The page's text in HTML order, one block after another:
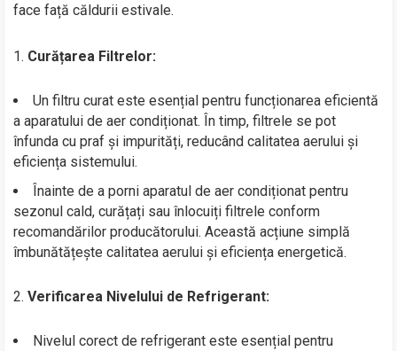
face față căldurii estivale.
1. Curățarea Filtrelor:
Un filtru curat este esențial pentru funcționarea eficientă
a aparatului de aer condiționat. În timp, filtrele se pot
înfunda cu praf și impurități, reducând calitatea aerului și
eficiența sistemului.
Înainte de a porni aparatul de aer condiționat pentru
sezonul cald, curățați sau înlocuiți filtrele conform
recomandărilor producătorului. Această acțiune simplă
îmbunătățește calitatea aerului și eficiența energetică.
2.Verificarea Nivelului de Refrigerant:
Nivelul corect de refrigerant este esențial pentru